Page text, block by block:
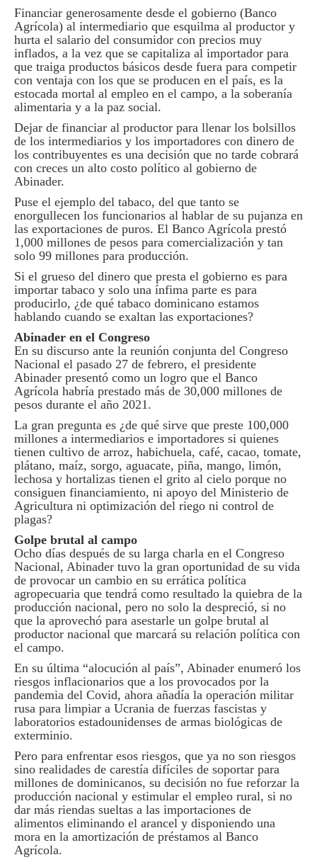
Financiar generosamente desde el gobierno (Banco
Agrícola) al intermediario que esquilma al productor y
hurta el salario del consumidor con precios muy
inflados, a la vez que se capitaliza al importador para
que traiga productos básicos desde fuera para competir
con ventaja con los que se producen en el país, es la
estocada mortal al empleo en el campo, a la soberanía
alimentaria y a la paz social.
Dejar de financiar al productor para llenar los bolsillos
de los intermediarios y los importadores con dinero de
los contribuyentes es una decisión que no tarde cobrará
con creces un alto costo político al gobierno de
Abinader.
Puse el ejemplo del tabaco, del que tanto se
enorgullecen los funcionarios al hablar de su pujanza en
las exportaciones de puros. El Banco Agrícola prestó
1,000 millones de pesos para comercialización y tan
solo 99 millones para producción.
Si el grueso del dinero que presta el gobierno es para
importar tabaco y solo una ínfima parte es para
producirlo, ¿de qué tabaco dominicano estamos
hablando cuando se exaltan las exportaciones?
Abinader en el Congreso
En su discurso ante la reunión conjunta del Congreso
Nacional el pasado 27 de febrero, el presidente
Abinader presentó como un logro que el Banco
Agrícola habría prestado más de 30,000 millones de
pesos durante el año 2021.
La gran pregunta es ¿de qué sirve que preste 100,000
millones a intermediarios e importadores si quienes
tienen cultivo de arroz, habichuela, café, cacao, tomate,
plátano, maíz, sorgo, aguacate, piña, mango, limón,
lechosa y hortalizas tienen el grito al cielo porque no
consiguen financiamiento, ni apoyo del Ministerio de
Agricultura ni optimización del riego ni control de
plagas?
Golpe brutal al campo
Ocho días después de su larga charla en el Congreso
Nacional, Abinader tuvo la gran oportunidad de su vida
de provocar un cambio en su errática política
agropecuaria que tendrá como resultado la quiebra de la
producción nacional, pero no solo la despreció, si no
que la aprovechó para asestarle un golpe brutal al
productor nacional que marcará su relación política con
el campo.
En su última “alocución al país”, Abinader enumeró los
riesgos inflacionarios que a los provocados por la
pandemia del Covid, ahora añadía la operación militar
rusa para limpiar a Ucrania de fuerzas fascistas y
laboratorios estadounidenses de armas biológicas de
exterminio.
Pero para enfrentar esos riesgos, que ya no son riesgos
sino realidades de carestía difíciles de soportar para
millones de dominicanos, su decisión no fue reforzar la
producción nacional y estimular el empleo rural, si no
dar más riendas sueltas a las importaciones de
alimentos eliminando el arancel y disponiendo una
mora en la amortización de préstamos al Banco
Agrícola.